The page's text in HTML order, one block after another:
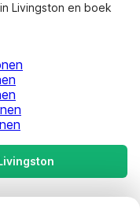
Livingston en boek